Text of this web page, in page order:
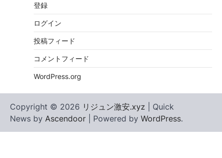
登録
ログイン
投稿フィード
コメントフィード
WordPress.org
Copyright © 2026 リジュン激安.xyz | Quick
News by Ascendoor | Powered by WordPress.